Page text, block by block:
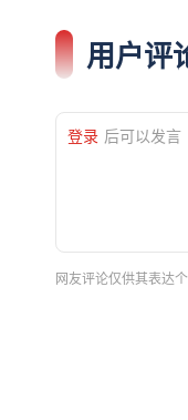
用户评
登录 后可以发言
网友评论仅供其表达